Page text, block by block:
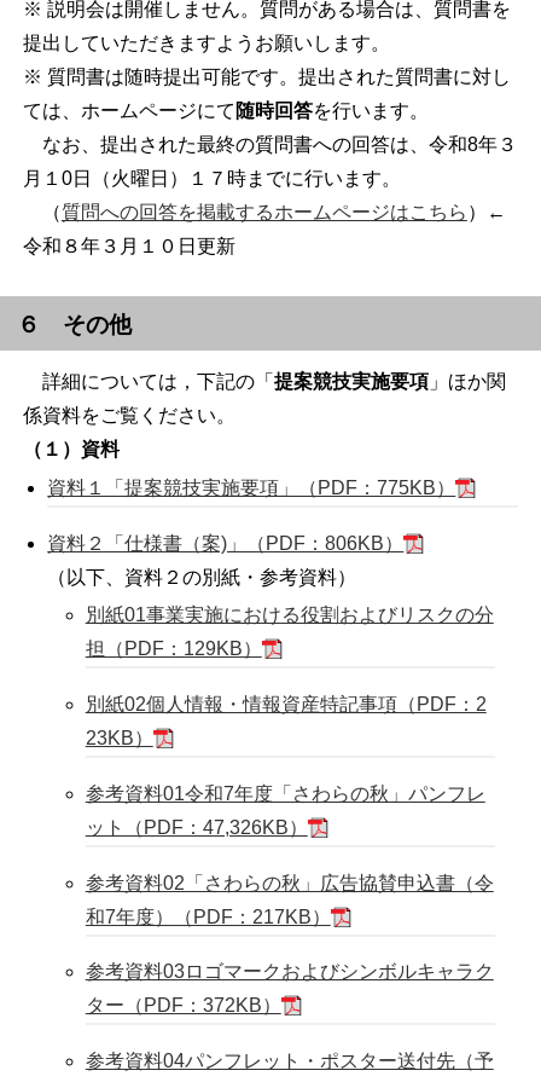
※ 説明会は開催しません。質問がある場合は、質問書を
提出していただきますようお願いします。
※ 質問書は随時提出可能です。提出された質問書に対し
ては、ホームページにて 随時回答を行います。
なお、提出された最終の質問書への回答は、令和8年３
月１0日（火曜日）１７時までに行います。
（質問への回答を掲載するホームページはこちら ）←
令和８年３月１０日更新
６ その他
詳細については，下記の「 提案競技実施要項」ほか関
係資料をご覧ください。
（１）資料
資料１「提案競技実施要項」（PDF：775KB）
資料２「仕様書（案)」（PDF：806KB）
（以下、資料２の別紙・参考資料）
別紙01事業実施における役割およびリスクの分
担（PDF：129KB）
別紙02個人情報・情報資産特記事項（PDF：2
23KB）
参考資料01令和7年度「さわらの秋」パンフレ
ット（PDF：47,326KB）
参考資料02「さわらの秋」広告協賛申込書（令
和7年度）（PDF：217KB）
参考資料03ロゴマークおよびシンボルキャラク
ター（PDF：372KB）
参考資料04パンフレット・ポスター送付先（予